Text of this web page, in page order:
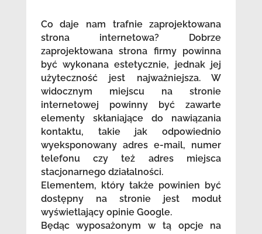
Co daje nam trafnie zaprojektowana
strona internetowa? Dobrze
zaprojektowana strona firmy powinna
być wykonana estetycznie, jednak jej
użyteczność jest najważniejsza. W
widocznym miejscu na stronie
internetowej powinny być zawarte
elementy skłaniające do nawiązania
kontaktu, takie jak odpowiednio
wyeksponowany adres e-mail, numer
telefonu czy też adres miejsca
stacjonarnego działalności.
Elementem, który także powinien być
dostępny na stronie jest moduł
wyświetlający opinie Google.
Będąc wyposażonym w tą opcje na